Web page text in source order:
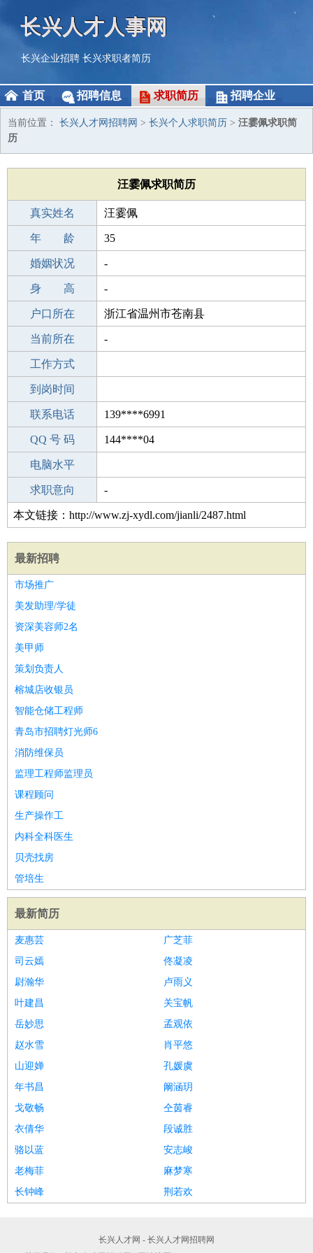
长兴人才人事网
长兴企业招聘 长兴求职者简历
首页 招聘信息 求职简历 招聘企业
当前位置： 长兴人才网招聘网 > 长兴个人求职简历 > 汪霎佩求职简
历
汪霎佩求职简历
真实姓名 汪霎佩
性 别 女
年 龄 35
出生年月 1991-02-18
婚姻状况 -
学 历 高中
身 高 -
毕业学校 咸宁学院经济与管理学院
户口所在 浙江省温州市苍南县
所学专业 -
当前所在 -
工作经验
工作方式
驾 照
到岗时间
期望月薪
联系电话 139****6991
手机号码 139****6991
QQ 号 码 144****04
微信号码
电脑水平
外语水平
求职意向 -
本文链接：http://www.zj-xydl.com/jianli/2487.html
最新招聘
市场推广
美发助理/学徒
资深美容师2名
美甲师
策划负责人
榕城店收银员
智能仓储工程师
青岛市招聘灯光师6
消防维保员
监理工程师监理员
课程顾问
生产操作工
内科全科医生
贝壳找房
管培生
最新简历
麦惠芸
广芝菲
司云嫣
佟凝凌
尉瀚华
卢雨义
叶建昌
关宝帆
岳妙思
孟观依
赵水雪
肖平悠
山迎婵
孔媛虞
年书昌
阚涵玥
戈敬畅
仝茵睿
衣倩华
段诚胜
骆以蓝
安志峻
老梅菲
麻梦寒
长钟峰
荆若欢
长兴人才网 - 长兴人才网招聘网